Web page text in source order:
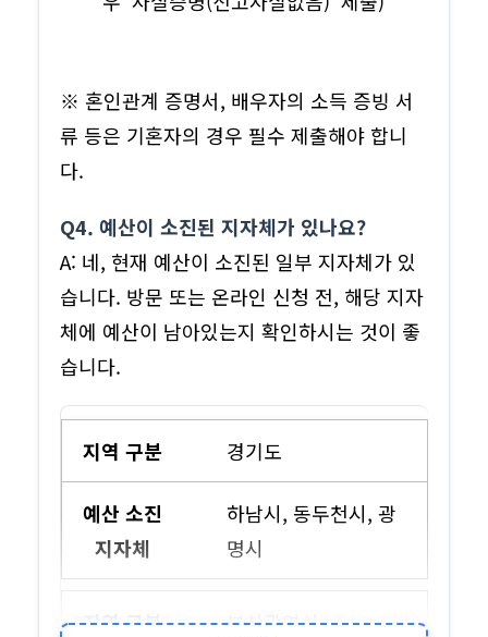
※ 혼인관계 증명서, 배우자의 소득 증빙 서
류 등은 기혼자의 경우 필수 제출해야 합니
다.
Q4. 예산이 소진된 지자체가 있나요?
A: 네, 현재 예산이 소진된 일부 지자체가 있
습니다. 방문 또는 온라인 신청 전, 해당 지자
체에 예산이 남아있는지 확인하시는 것이 좋
습니다.
경기도
하남시, 동두천시, 광
명시
부산광역시